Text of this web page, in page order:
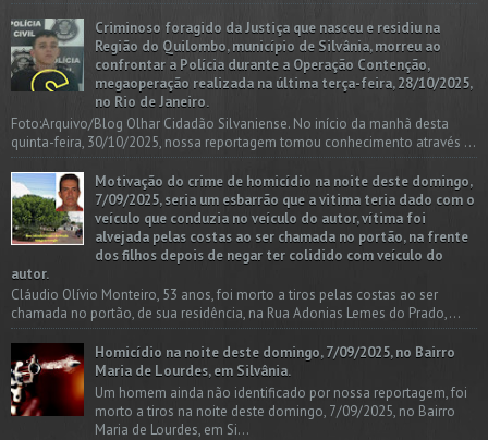
Criminoso foragido da Justiça que nasceu e residiu na
Região do Quilombo, município de Silvânia, morreu ao
confrontar a Polícia durante a Operação Contenção,
megaoperação realizada na última terça-feira, 28/10/2025,
no Rio de Janeiro.
Foto:Arquivo/Blog Olhar Cidadão Silvaniense. No início da manhã desta
quinta-feira, 30/10/2025, nossa reportagem tomou conhecimento através ...
Motivação do crime de homicídio na noite deste domingo,
7/09/2025, seria um esbarrão que a vitima teria dado com o
veículo que conduzia no veículo do autor, vítima foi
alvejada pelas costas ao ser chamada no portão, na frente
dos filhos depois de negar ter colidido com veículo do
autor.
Cláudio Olívio Monteiro, 53 anos, foi morto a tiros pelas costas ao ser
chamada no portão, de sua residência, na Rua Adonias Lemes do Prado,...
Homicídio na noite deste domingo, 7/09/2025, no Bairro
Maria de Lourdes, em Silvânia.
Um homem ainda não identificado por nossa reportagem, foi
morto a tiros na noite deste domingo, 7/09/2025, no Bairro
Maria de Lourdes, em Si...